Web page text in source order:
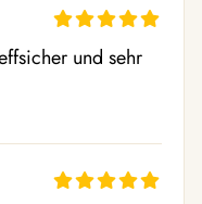
und sehr